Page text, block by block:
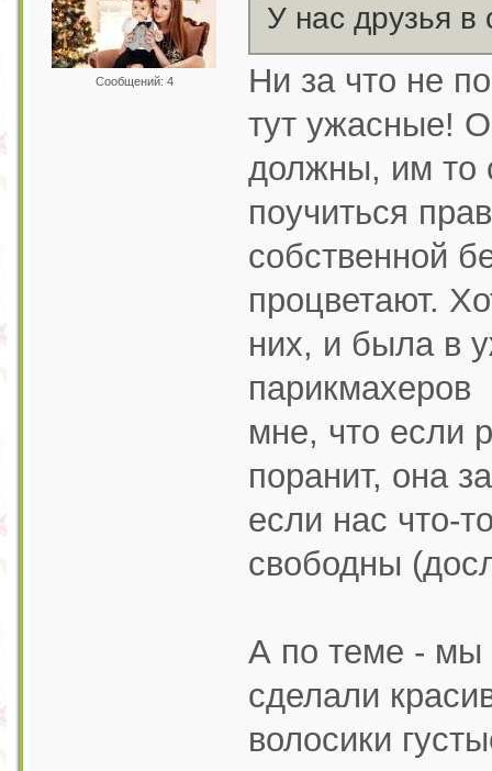
Сообщений: 4
У нас друзья в
Ни за что не
тут ужасные!
должны, им то
поучиться
собственной
процветают.
них, и была в
парикмахеров
мне, что если
поранит, она
если нас что-
свободны
А по теме - мы
сделали
волосики